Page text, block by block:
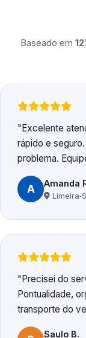
Baseado em
Excelente
rápido e
problema.
A Amanda
Precisei do
Pontualidade,
transporte do
Saulo B.